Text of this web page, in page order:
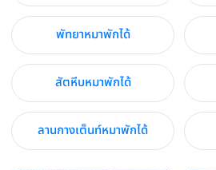
พัทยาหมาพักได้
สัตหีบหมาพักได้
ลานกางเต็นท์หมาพักได้